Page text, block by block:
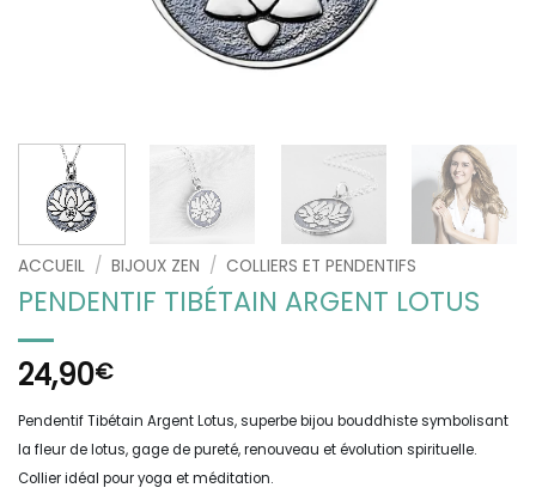
ACCUEIL / BIJOUX ZEN / COLLIERS ET PENDENTIFS
PENDENTIF TIBÉTAIN ARGENT LOTUS
24,90€
Pendentif Tibétain Argent Lotus, superbe bijou bouddhiste symbolisant
la fleur de lotus, gage de pureté, renouveau et évolution spirituelle.
Collier idéal pour yoga et méditation.